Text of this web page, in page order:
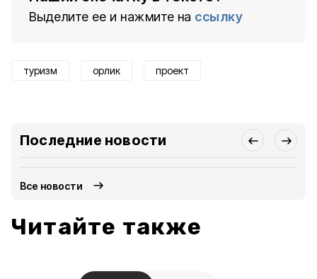
Выделите ее и нажмите на ссылку
туризм орлик проект
Последние новости
Все новости
Читайте также